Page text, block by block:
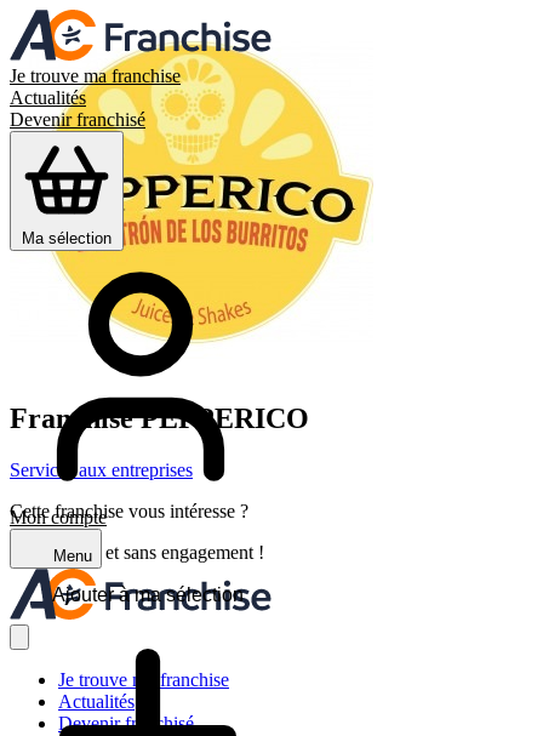
Je trouve ma franchise
Actualités
Devenir franchisé
Ma sélection
Mon compte
Menu
Je trouve ma franchise
Actualités
Devenir franchisé
Franchise PEPPERICO
Services aux entreprises
Cette franchise vous intéresse ?
C'est gratuit et sans engagement !
Ajouter à ma sélection